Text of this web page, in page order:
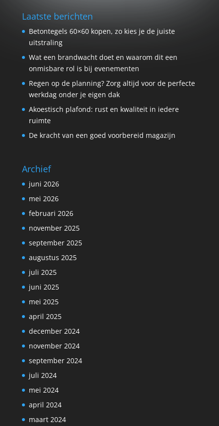
Laatste berichten
Betontegels 60×60 kopen, zo kies je de juiste
uitstraling
Wat een brandwacht doet en waarom dit een
onmisbare rol is bij evenementen
Regen op de planning? Zorg altijd voor de perfecte
werkdag onder je eigen dak
Akoestisch plafond: rust en kwaliteit in iedere
ruimte
De kracht van een goed voorbereid magazijn
Archief
juni 2026
mei 2026
februari 2026
november 2025
september 2025
augustus 2025
juli 2025
juni 2025
mei 2025
april 2025
december 2024
november 2024
september 2024
juli 2024
mei 2024
april 2024
maart 2024